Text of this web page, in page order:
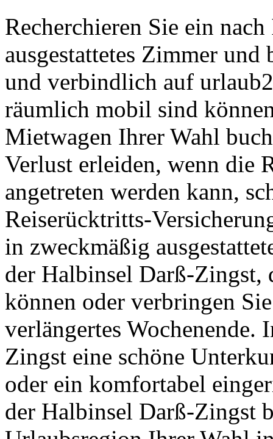
Recherchieren Sie ein
ausgestattetes Zimmer
und verbindlich auf
räumlich mobil sind
Mietwagen Ihrer Wahl
Verlust erleiden, wenn die
angetreten werden kann,
Reiserücktritts-
in zweckmäßig
der Halbinsel Darß-Zingst,
können oder verbringen
verlängertes
Zingst eine schöne
oder ein komfortabel
der Halbinsel Darß-Zingst